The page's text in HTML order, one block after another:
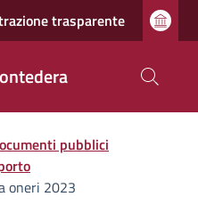
trasparente
pubblici
oneri 2023